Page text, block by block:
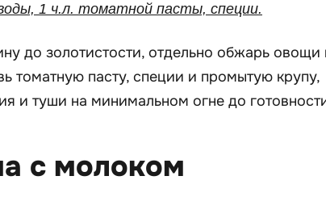
1 ч.л. томатной пасты, специи.
до золотистости, отдельно обжарь овощи
томатную пасту, специи и промытую крупу,
и туши на минимальном огне до
с молоком